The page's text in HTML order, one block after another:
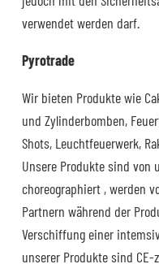
verwendet werden darf.
Pyrotrade
Wir bieten Produkte wie
und Zylinderbomben,
Shots, Leuchtfeuerwerk,
Unsere Produkte sind
choreographiert , werden
Partnern während der
Verschiffung einer
unserer Produkte sind